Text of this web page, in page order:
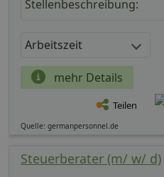
Stellenbeschreibung:
Arbeitszeit
mehr Details
Teilen
Quelle: germanpersonnel.de
Steuerberater (m/ w/ d)